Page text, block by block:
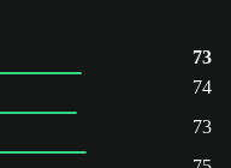
73
74
73